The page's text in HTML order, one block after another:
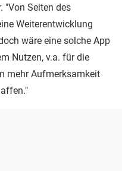
"Von Seiten des
Weiterentwicklung
wäre eine solche App
Nutzen, v.a. für die
mehr Aufmerksamkeit